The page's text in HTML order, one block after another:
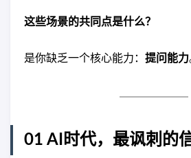
这些场景的共同点是什么？
是你缺乏一个核心能力： 提问能力
01 AI时代，最讽刺的